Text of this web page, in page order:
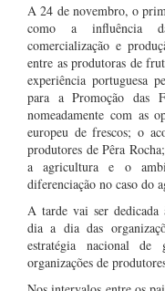
A 24 de novembro, o
como a influência
comercialização e
entre as produtoras de
experiência portuguesa
para a Promoção das
nomeadamente com as
europeu de frescos; o
produtores de Pêra
a agricultura e o
diferenciação no caso do
A tarde vai ser
dia a dia das
estratégia nacional de
organizações de